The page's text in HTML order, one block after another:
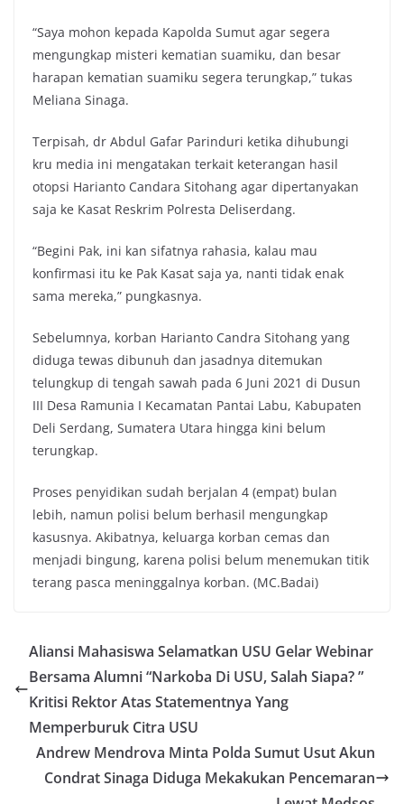
“Saya mohon kepada Kapolda Sumut agar segera
mengungkap misteri kematian suamiku, dan besar
harapan kematian suamiku segera terungkap,” tukas
Meliana Sinaga.
Terpisah, dr Abdul Gafar Parinduri ketika dihubungi
kru media ini mengatakan terkait keterangan hasil
otopsi Harianto Candara Sitohang agar dipertanyakan
saja ke Kasat Reskrim Polresta Deliserdang.
“Begini Pak, ini kan sifatnya rahasia, kalau mau
konfirmasi itu ke Pak Kasat saja ya, nanti tidak enak
sama mereka,” pungkasnya.
Sebelumnya, korban Harianto Candra Sitohang yang
diduga tewas dibunuh dan jasadnya ditemukan
telungkup di tengah sawah pada 6 Juni 2021 di Dusun
III Desa Ramunia I Kecamatan Pantai Labu, Kabupaten
Deli Serdang, Sumatera Utara hingga kini belum
terungkap.
Proses penyidikan sudah berjalan 4 (empat) bulan
lebih, namun polisi belum berhasil mengungkap
kasusnya. Akibatnya, keluarga korban cemas dan
menjadi bingung, karena polisi belum menemukan titik
terang pasca meninggalnya korban. (MC.Badai)
Aliansi Mahasiswa Selamatkan USU Gelar Webinar
Bersama Alumni “Narkoba Di USU, Salah Siapa? ”
Kritisi Rektor Atas Statementnya Yang
Memperburuk Citra USU
Andrew Mendrova Minta Polda Sumut Usut Akun
Condrat Sinaga Diduga Mekakukan Pencemaran